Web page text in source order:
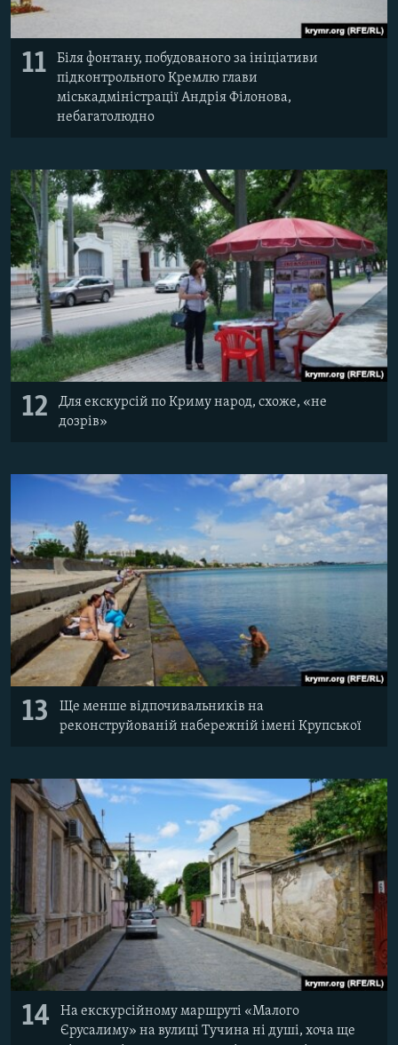
11
Біля фонтану, побудованого за ініціативи
підконтрольного Кремлю глави
міськадміністрації Андрія Філонова,
небагатолюдно
12
Для екскурсій по Криму народ, схоже, «не
дозрів»
13
Ще менше відпочивальників на
реконструйованій набережній імені Крупської
14
На екскурсійному маршруті «Малого
Єрусалиму» на вулиці Тучина ні душі, хоча ще